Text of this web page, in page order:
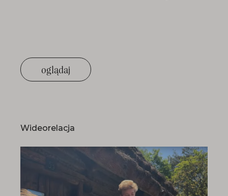
oglądaj
Wideorelacja